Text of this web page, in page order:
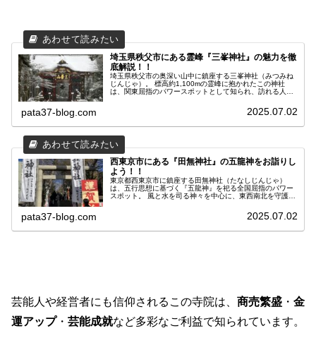
埼玉県秩父市にある霊峰『三峯神社』の魅力を徹
底解説！！
埼玉県秩父市の奥深い山中に鎮座する三峯神社（みつみね
じんじゃ）。 標高約1,100mの霊峰に抱かれたこの神社
は、関東屈指のパワースポットとして知られ、訪れる人々
は、三峯神社のアクセス方法や気候、ご利益、参拝の作
法、神様の由緒、話題の水をかけて浮かび上がる龍、さら
pata37-blog.com 2025.07.02
西東京市にある『田無神社』の五龍神をお詣りし
よう！！
東京都西東京市に鎮座する田無神社（たなしじんじゃ）
は、五行思想に基づく『五龍神』を祀る全国屈指のパワー
スポット。 風と水を司る神々を中心に、東西南北を守護す
法や駐車場情報、正月の混雑状況、ご利益、五龍神の特徴
pata37-blog.com 2025.07.02
芸能人や経営者にも信仰されるこの寺院は、 商売繁盛 ・ 金
運アップ・ 芸能成就など多彩なご利益で知られています。